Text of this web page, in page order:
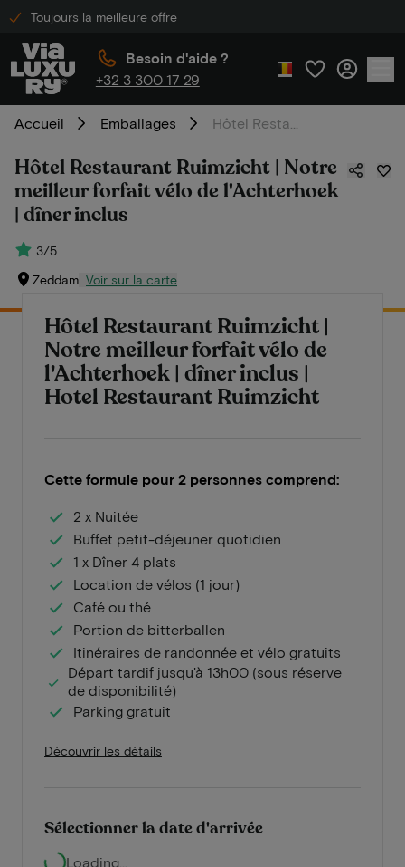
Toujours la meilleure offre
Besoin d'aide ?
+32 3 300 17 29
Accueil Emballages
Hôtel Restaurant Ruimzicht | Notre
meilleur forfait vélo de l'Achterhoek
| dîner inclus
3/5
Zeddam Voir sur la carte
Hôtel Restaurant Ruimzicht |
Notre meilleur forfait vélo de
l'Achterhoek | dîner inclus |
Hotel Restaurant Ruimzicht
Cette formule pour 2 personnes comprend:
2 x Nuitée
Buffet petit-déjeuner quotidien
1 x Dîner 4 plats
Location de vélos (1 jour)
Café ou thé
Portion de bitterballen
Itinéraires de randonnée et vélo gratuits
Départ tardif jusqu'à 13h00 (sous réserve
de disponibilité)
Parking gratuit
Découvrir les détails
Sélectionner la date d'arrivée
Loading...